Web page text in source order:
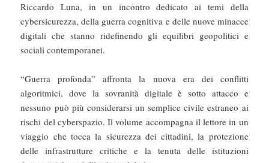
Riccardo Luna, in un incontro dedicato ai temi della
cybersicurezza, della guerra cognitiva e delle nuove minacce
digitali che stanno ridefinendo gli equilibri geopolitici e
sociali contemporanei.
“Guerra profonda” affronta la nuova era dei conflitti
algoritmici, dove la sovranità digitale è sotto attacco e
nessuno può più considerarsi un semplice civile estraneo ai
rischi del cyberspazio. Il volume accompagna il lettore in un
viaggio che tocca la sicurezza dei cittadini, la protezione
delle infrastrutture critiche e la tenuta delle istituzioni